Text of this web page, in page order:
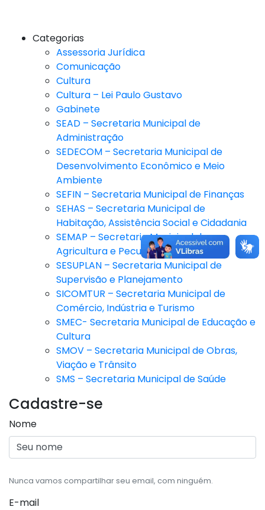
Categorias
Assessoria Jurídica
Comunicação
Cultura
Cultura – Lei Paulo Gustavo
Gabinete
SEAD – Secretaria Municipal de
Administração
SEDECOM – Secretaria Municipal de
Desenvolvimento Econômico e Meio
Ambiente
SEFIN – Secretaria Municipal de Finanças
SEHAS – Secretaria Municipal de
Habitação, Assistência Social e Cidadania
SEMAP – Secretaria Municipal da
Agricultura e Pecuária
SESUPLAN – Secretaria Municipal de
Supervisão e Planejamento
SICOMTUR – Secretaria Municipal de
Comércio, Indústria e Turismo
SMEC- Secretaria Municipal de Educação e
Cultura
SMOV – Secretaria Municipal de Obras,
Viação e Trânsito
SMS – Secretaria Municipal de Saúde
Cadastre-se
Nome
Nunca vamos compartilhar seu email, com ninguém.
E-mail